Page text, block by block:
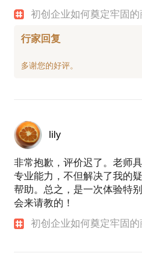
初创企业如何奠定牢固
行家回复
lily
非常抱歉，评价迟了。老师
专业能力，不但解决了我的
帮助。总之，是一次体验特
会来请教的！
初创企业如何奠定牢固